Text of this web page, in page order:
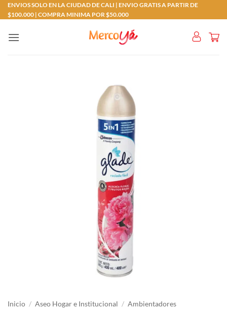
Saltar
al
ENVIOS SOLO EN LA CIUDAD DE CALI | ENVIO GRATIS A PARTIR DE
$100.000 | COMPRA MINIMA POR $50.000
Inicio / Aseo Hogar e Institucional / Ambientadores